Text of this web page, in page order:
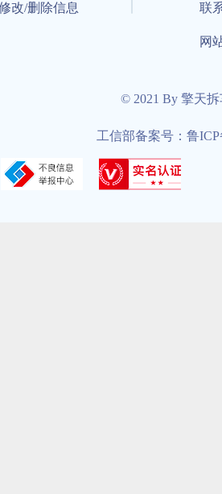
改/删除信息 联
网
© 2021 By 擎天
工信部备案号：鲁